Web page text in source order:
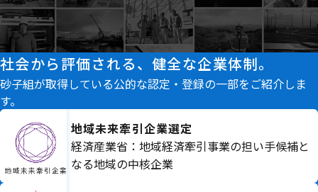
社会から評価される、健全な企業体制。
砂子組が取得している公的な認定・登録の一部をご紹介しま
す。
地域未来牽引企業選定
経済産業省：地域経済牽引事業の担い手候補と
なる地域の中核企業